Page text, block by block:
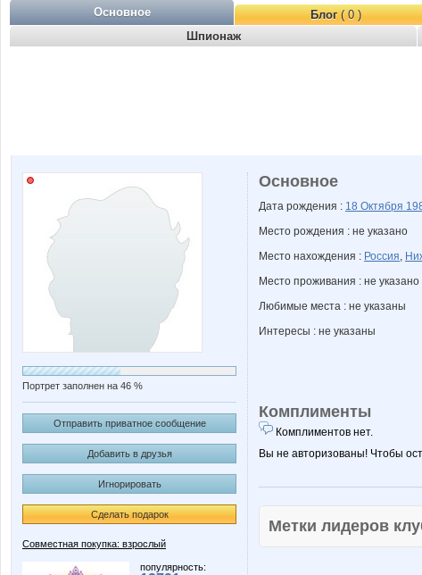
Основное Блог( 0 )
Шпионаж
Портрет заполнен на 46 %
Отправить приватное сообщение
Добавить в друзья
Игнорировать
Сделать подарок
Совместная покупка: взрослый
популярность:
Основное
Дата рождения : 18 Октября
Место рождения : не указано
Место нахождения : Россия,
Место проживания : не указано
Любимые места : не указаны
Интересы : не указаны
Комплименты
Комплиментов нет.
Вы не авторизованы! Чтобы
Метки лидеров